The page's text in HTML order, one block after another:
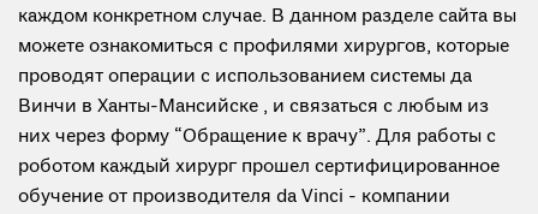
каждом конкретном случае. В данном разделе сайта вы
можете ознакомиться с профилями хирургов, которые
проводят операции с использованием системы да
Винчи в Ханты-Мансийске , и связаться с любым из
них через форму “Обращение к врачу”. Для работы с
роботом каждый хирург прошел сертифицированное
обучение от производителя da Vinci - компании